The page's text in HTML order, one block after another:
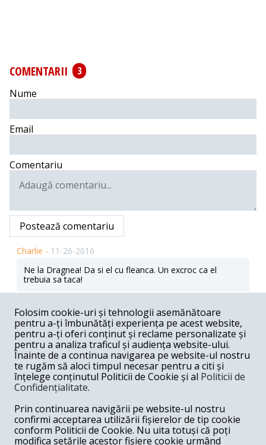
COMENTARII
3
Nume
Email
Comentariu
Postează comentariu
Charlie - 11-26-2016
Ne la Dragnea! Da si el cu fleanca. Un excroc ca el
trebuia sa taca!
Răspunde
Florian -11-26-2016
In acceptia penalului ar fii trebuit: " pupat toti piata
independenti", cand Iliescu si Roman indemnau taranii
inpotriva lui Coposu,penalul sigur jubila.
Răspunde
Il asiguram pe donmul Dracnea ca la Rahova sau Jilava
nu sunt nici un fel de "restrictii". Asa ca poate sa incerce,
nu-l va opri nimeni! PS. Poate sa participe la defilare "pe
Folosim cookie-uri și tehnologii asemănătoare
pentru a-ți îmbunătăți experiența pe acest website,
pentru a-ți oferi conținut și reclame personalizate și
pentru a analiza traficul și audiența website-ului.
Înainte de a continua navigarea pe website-ul nostru
te rugăm să aloci timpul necesar pentru a citi și
înțelege conținutul Politicii de Cookie și al Politicii de
Confidențialitate.
Prin continuarea navigării pe website-ul nostru
confirmi acceptarea utilizării fișierelor de tip cookie
conform Politicii de Cookie. Nu uita totuși că poți
modifica setările acestor fișiere cookie urmând